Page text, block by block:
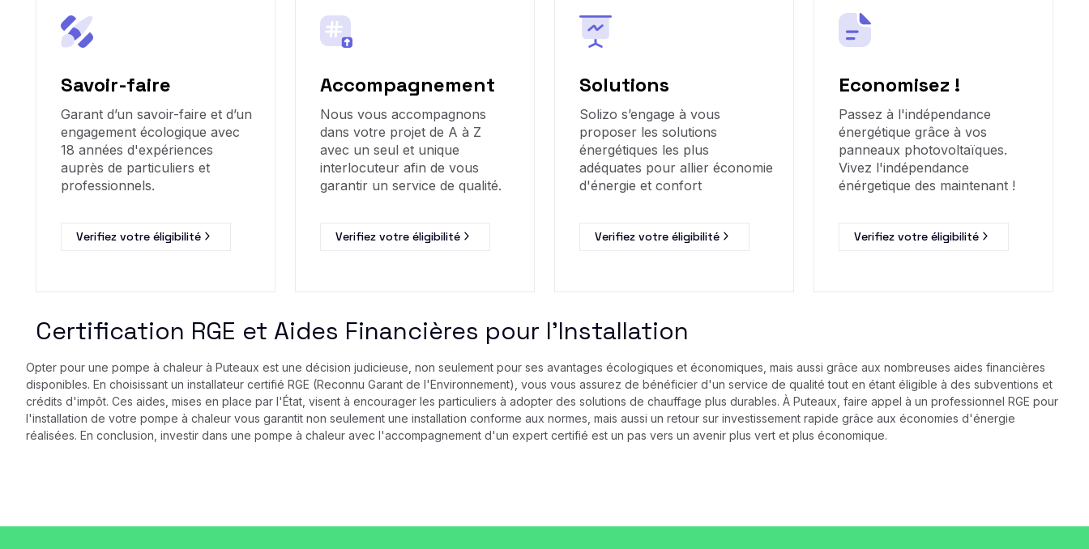
Savoir-faire
Garant d’un savoir-faire et d’un
engagement écologique avec
18 années d'expériences
auprès de particuliers et
professionnels.
Verifiez votre éligibilité
Accompagnement
Nous vous accompagnons
dans votre projet de A à Z
avec un seul et unique
interlocuteur afin de vous
garantir un service de qualité.
Verifiez votre éligibilité
Solutions
Solizo s’engage à vous
proposer les solutions
énergétiques les plus
adéquates pour allier économie
d'énergie et confort
Verifiez votre éligibilité
Economisez !
Passez à l'indépendance
énergétique grâce à vos
panneaux photovoltaïques.
Vivez l'indépendance
énérgetique des maintenant !
Verifiez votre éligibilité
Certification RGE et Aides Financières pour l'Installation
Opter pour une pompe à chaleur à Puteaux est une décision judicieuse, non seulement pour ses avantages écologiques et économiques, mais aussi grâce aux nombreuses aides financières
disponibles. En choisissant un installateur certifié RGE (Reconnu Garant de l'Environnement), vous vous assurez de bénéficier d'un service de qualité tout en étant éligible à des subventions et
crédits d'impôt. Ces aides, mises en place par l'État, visent à encourager les particuliers à adopter des solutions de chauffage plus durables. À Puteaux, faire appel à un professionnel RGE pour
l'installation de votre pompe à chaleur vous garantit non seulement une installation conforme aux normes, mais aussi un retour sur investissement rapide grâce aux économies d'énergie
réalisées. En conclusion, investir dans une pompe à chaleur avec l'accompagnement d'un expert certifié est un pas vers un avenir plus vert et plus économique.